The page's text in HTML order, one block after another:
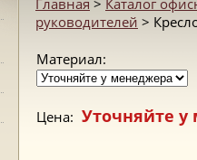
Главная > Каталог
руководителей >
Материал:
Цена: Уточняйте